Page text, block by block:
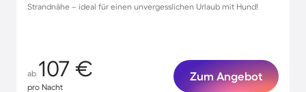
Strandnähe – ideal für einen unvergesslichen Urlaub mit Hund!
ab 107 €
pro Nacht
Zum Angebot